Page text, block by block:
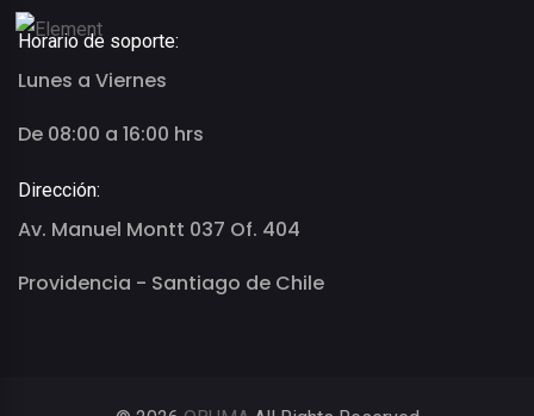
Horario de soporte:
Lunes a Viernes
De 08:00 a 16:00 hrs
Dirección:
Av. Manuel Montt 037 Of. 404
Providencia - Santiago de Chile